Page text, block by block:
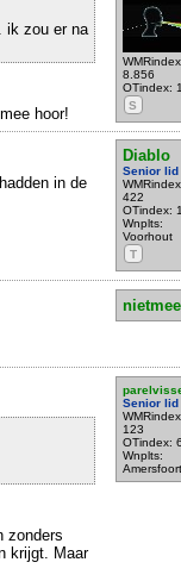
8.856
OTindex:
S
ik zou er na
hoor!
Diablo
Senior lid
422
OTindex:
Wnplts:
Voorhout
T
in de
Senior lid
123
OTindex:
Wnplts:
Amersfoort
zonders
krijgt. Maar